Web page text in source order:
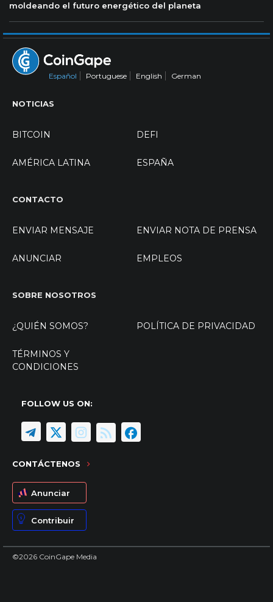
moldeando el futuro energético del planeta
Español Portuguese English German
NOTICIAS
BITCOIN DEFI
AMÉRICA LATINA ESPAÑA
CONTACTO
ENVIAR MENSAJE ENVIAR NOTA DE PRENSA
ANUNCIAR EMPLEOS
SOBRE NOSOTROS
¿QUIÉN SOMOS? POLÍTICA DE PRIVACIDAD
TÉRMINOS Y
CONDICIONES
FOLLOW US ON:
CONTÁCTENOS
Anunciar
Contribuir
©2026 CoinGape Media